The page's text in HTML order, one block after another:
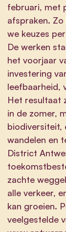
februari, met
afspraken.
we keuzes
De werken
het voorjaar
investering
leefbaarheid,
Het resultaat
in de zomer,
biodiversiteit,
wandelen en
District
zachte
alle verkeer,
kan groeien.
veelgestelde